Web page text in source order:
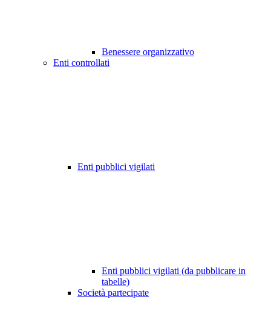
Benessere organizzativo
Enti controllati
Enti pubblici vigilati
Enti pubblici vigilati (da pubblicare in
tabelle)
Società partecipate